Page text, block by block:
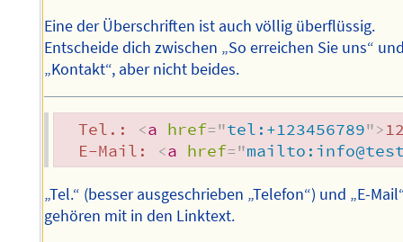
Eine der Überschriften ist auch völlig überflüssig.
Entscheide dich zwischen „So erreichen Sie uns“
„Kontakt“, aber nicht beides.
  Tel.:
<a href="tel:+123456789">
  E-Mail:
<a href="
„Tel.“ (besser ausgeschrieben „Telefon“) und „E-
gehören mit in den Linktext.